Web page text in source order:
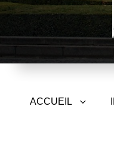
CGPP –
ACCUEIL